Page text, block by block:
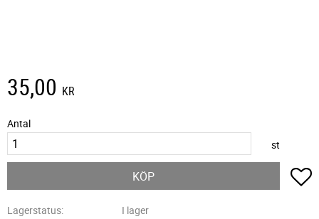
35,00 KR
Antal
st
KÖP
Lagerstatus
I lager